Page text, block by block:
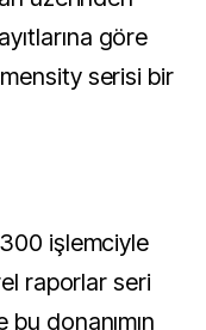
göre
serisi bir
işlemciyle
raporlar seri
donanımın